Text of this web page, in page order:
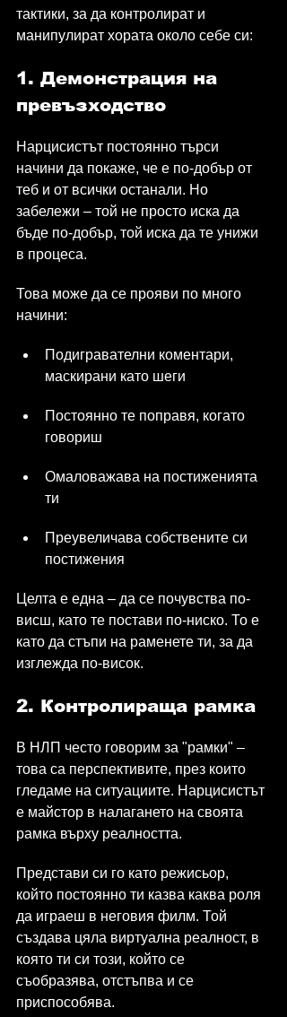
тактики, за да контролират и
манипулират хората около себе си:
1. Демонстрация на
превъзходство
Нарцисистът постоянно търси
начини да покаже, че е по-добър от
теб и от всички останали. Но
забележи – той не просто иска да
бъде по-добър, той иска да те унижи
в процеса.
Това може да се прояви по много
начини:
Подигравателни коментари,
маскирани като шеги
Постоянно те поправя, когато
говориш
Омаловажава на постиженията
ти
Преувеличава собствените си
постижения
Целта е една – да се почувства по-
висш, като те постави по-ниско. То е
като да стъпи на раменете ти, за да
изглежда по-висок.
2. Контролираща рамка
В НЛП често говорим за "рамки" –
това са перспективите, през които
гледаме на ситуациите. Нарцисистът
е майстор в налагането на своята
рамка върху реалността.
Представи си го като режисьор,
който постоянно ти казва каква роля
да играеш в неговия филм. Той
създава цяла виртуална реалност, в
която ти си този, който се
съобразява, отстъпва и се
приспособява.